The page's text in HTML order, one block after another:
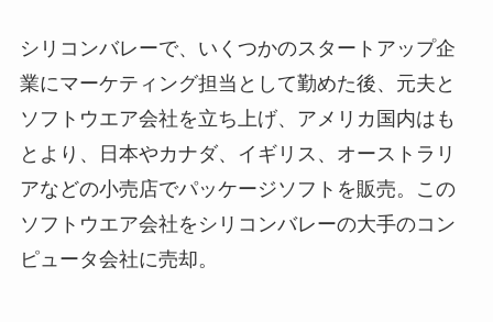
シリコンバレーで、いくつかのスタートアップ企
業にマーケティング担当として勤めた後、元夫と
ソフトウエア会社を立ち上げ、アメリカ国内はも
とより、日本やカナダ、イギリス、オーストラリ
アなどの小売店でパッケージソフトを販売。この
ソフトウエア会社をシリコンバレーの大手のコン
ピュータ会社に売却。